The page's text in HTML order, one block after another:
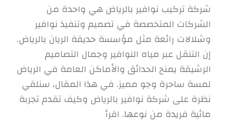
شركة تركيب نوافير بالرياض هي واحدة من
الشركات المتخصصة في تصميم وتنفيذ نوافير
وشلالات رائعة مثل مؤسسة حديقة الريان بالرياض.
إن التنقل عبر مياه النوافير وجمال التصاميم
الرشيقة يمنح الحدائق والأماكن العامة في الرياض
لمسة ساحرة وجو مميز. في هذا المقال، سنلقي
نظرة على شركة نوافير بالرياض وكيف تقدم تجربة
مائية فريدة من نوعها. اقرأ